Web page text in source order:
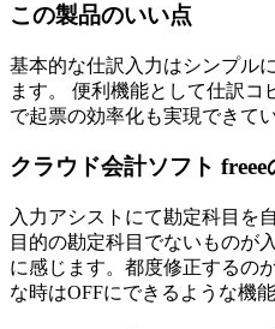
この製品のいい点
基本的な仕訳入力はシンプル
ます。 便利機能として仕訳
で起票の効率化も実現できてい
クラウド会計ソフト
入力アシストにて勘定科目を
目的の勘定科目でないものが
に感じます。都度修正するの
な時はOFFにできるような機